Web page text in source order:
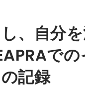
、自分
で
記録